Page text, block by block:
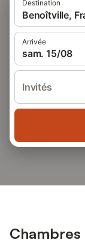
Destination
Benoîtville,
Arrivée
sam. 15/08
Invités
Chambres